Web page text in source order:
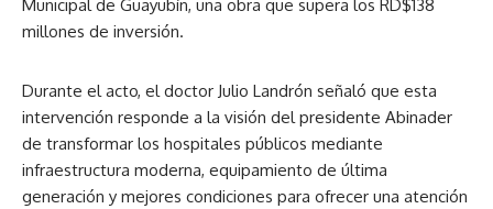
Municipal de Guayubín, una obra que supera los RD$138
millones de inversión.
Durante el acto, el doctor Julio Landrón señaló que esta
intervención responde a la visión del presidente Abinader
de transformar los hospitales públicos mediante
infraestructura moderna, equipamiento de última
generación y mejores condiciones para ofrecer una atención